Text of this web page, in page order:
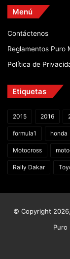
Menú
Contáctenos
Reglamentos Puro
Política de
Etiquetas
2015 2016
formula1 honda
Motocross
Rally Dakar
© Copyright
Puro